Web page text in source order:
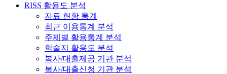
RISS 활용도 분석
자료 현황 통계
최근 이용통계 분석
주제별 활용통계 분석
학술지 활용도 분석
복사/대출제공 기관 분석
복사/대출신청 기관 분석